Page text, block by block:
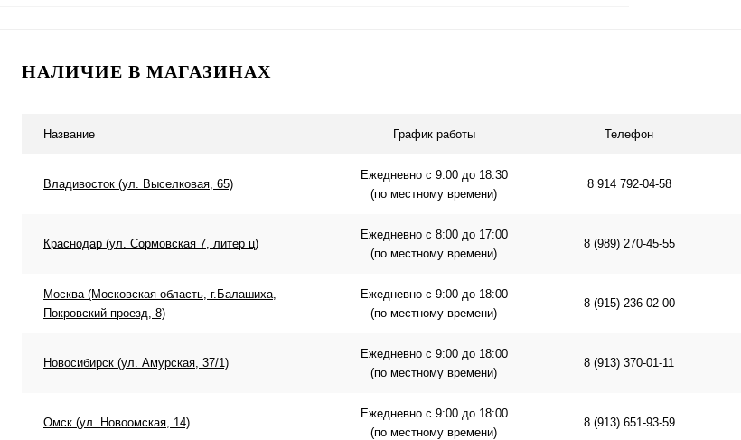
НАЛИЧИЕ В МАГАЗИНАХ
Название График работы Телефон
Владивосток (ул. Выселковая, 65)
Ежедневно с 9:00 до 18:30
(по местному времени)
8 914 792-04-58
Краснодар (ул. Сормовская 7, литер ц)
Ежедневно с 8:00 до 17:00
(по местному времени)
8 (989) 270-45-55
Москва (Московская область, г.Балашиха,
Покровский проезд, 8)
Ежедневно с 9:00 до 18:00
(по местному времени)
8 (915) 236-02-00
Новосибирск (ул. Амурская, 37/1)
Ежедневно с 9:00 до 18:00
(по местному времени)
8 (913) 370-01-11
Омск (ул. Новоомская, 14)
Ежедневно с 9:00 до 18:00
(по местному времени)
8 (913) 651-93-59